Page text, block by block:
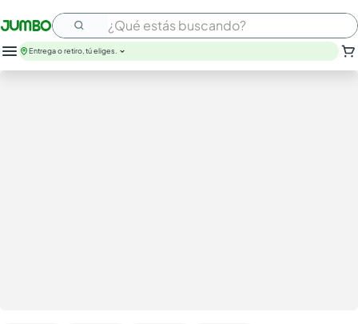
¿Qué estás buscando?
Entrega o retiro, tú eliges.